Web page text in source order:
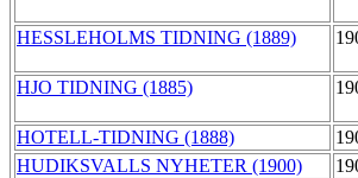
HESSLEHOLMS TIDNING (1889)
HJO TIDNING (1885)
HOTELL-TIDNING (1888)
HUDIKSVALLS NYHETER (1900)